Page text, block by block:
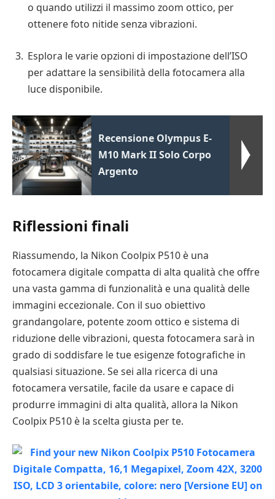
o quando utilizzi il massimo zoom ottico, per
ottenere foto nitide senza vibrazioni.
Esplora le varie opzioni di impostazione dell’ISO
per adattare la sensibilità della fotocamera alla
luce disponibile.
Recensione Olympus E-
M10 Mark II Solo Corpo
Argento
Riflessioni finali
Riassumendo, la Nikon Coolpix P510 è una
fotocamera digitale compatta di alta qualità che offre
una vasta gamma di funzionalità e una qualità delle
immagini eccezionale. Con il suo obiettivo
grandangolare, potente zoom ottico e sistema di
riduzione delle vibrazioni, questa fotocamera sarà in
grado di soddisfare le tue esigenze fotografiche in
qualsiasi situazione. Se sei alla ricerca di una
fotocamera versatile, facile da usare e capace di
produrre immagini di alta qualità, allora la Nikon
Coolpix P510 è la scelta giusta per te.